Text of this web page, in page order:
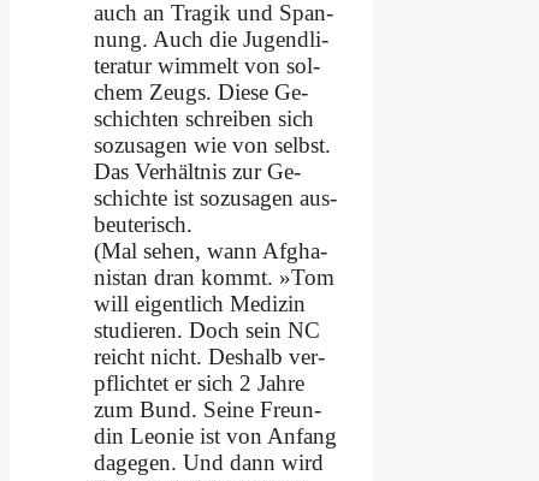
auch an Tra­gik und Span­
nung. Auch die Ju­gend­li­
te­ra­tur wim­melt von sol­
chem Zeugs. Die­se Ge­
schich­ten schrei­ben sich
so­zu­sa­gen wie von selbst.
Das Ver­hält­nis zur Ge­
schich­te ist so­zu­sa­gen aus­
beu­te­risch.
(Mal se­hen, wann Af­gha­
ni­stan dran kommt. »Tom
will ei­gent­lich Me­di­zin
stu­die­ren. Doch sein NC
reicht nicht. Des­halb ver­
pflich­tet er sich 2 Jah­re
zum Bund. Sei­ne Freun­
din Leo­nie ist von An­fang
da­ge­gen. Und dann wird